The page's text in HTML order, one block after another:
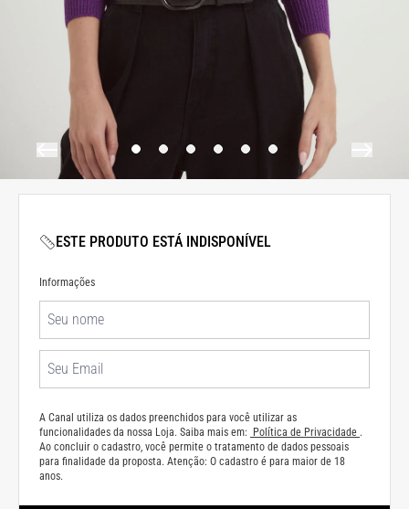
ESTE PRODUTO ESTÁ INDISPONÍVEL
Informações
A Canal utiliza os dados preenchidos para você utilizar as
funcionalidades da nossa Loja. Saiba mais em:
Política de Privacidade .
Ao concluir o cadastro, você permite o tratamento de dados pessoais
para finalidade da proposta. Atenção: O cadastro é para maior de 18
anos.